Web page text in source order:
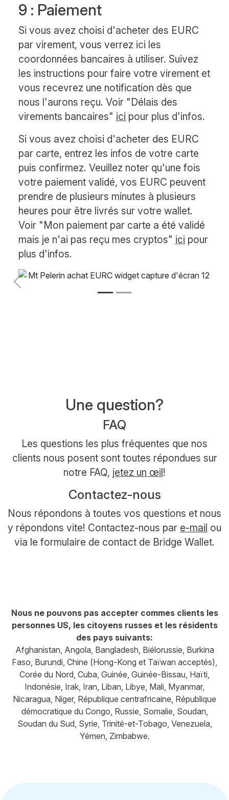
9 : Paiement
Si vous avez choisi d'acheter des EURC
par virement, vous verrez ici les
coordonnées bancaires à utiliser. Suivez
les instructions pour faire votre virement et
vous recevrez une notification dès que
nous l'aurons reçu. Voir "Délais des
virements bancaires" ici pour plus d'infos.
Si vous avez choisi d'acheter des EURC
par carte, entrez les infos de votre carte
puis confirmez. Veuillez noter qu'une fois
votre paiement validé, vos EURC peuvent
prendre de plusieurs minutes à plusieurs
heures pour être livrés sur votre wallet.
Voir "Mon paiement par carte a été validé
mais je n'ai pas reçu mes cryptos" ici pour
plus d'infos.
Précédent
Suivant
Une question?
FAQ
Les questions les plus fréquentes que nos
clients nous posent sont toutes répondues sur
notre FAQ, jetez un œil!
Contactez-nous
Nous répondons à toutes vos questions et nous
y répondons vite! Contactez-nous par e-mail ou
via le formulaire de contact de Bridge Wallet.
Nous ne pouvons pas accepter commes clients les
personnes US, les citoyens russes et les résidents
des pays suivants:
Afghanistan, Angola, Bangladesh, Biélorussie, Burkina
Faso, Burundi, Chine (Hong-Kong et Taïwan acceptés),
Corée du Nord, Cuba, Guinée, Guinée-Bissau, Haïti,
Indonésie, Irak, Iran, Liban, Libye, Mali, Myanmar,
Nicaragua, Niger, République centrafricaine, République
démocratique du Congo, Russie, Somalie, Soudan,
Soudan du Sud, Syrie, Trinité-et-Tobago, Venezuela,
Yémen, Zimbabwe.